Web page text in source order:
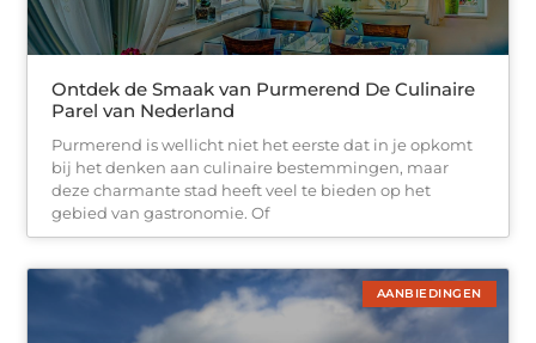
Ontdek de Smaak van Purmerend De Culinaire
Parel van Nederland
Purmerend is wellicht niet het eerste dat in je opkomt
bij het denken aan culinaire bestemmingen, maar
deze charmante stad heeft veel te bieden op het
gebied van gastronomie. Of
AANBIEDINGEN